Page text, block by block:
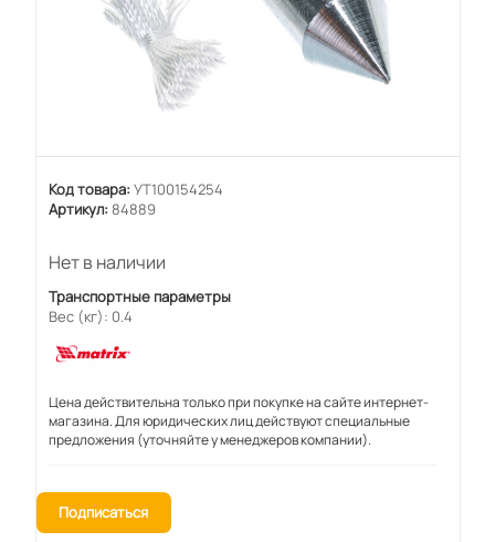
Код товара: УТ100154254
Артикул: 84889
Нет в наличии
Транспортные параметры
Вес (кг): 0.4
Цена действительна только при покупке на сайте интернет-
магазина. Для юридических лиц действуют специальные
предложения (уточняйте у менеджеров компании).
Подписаться